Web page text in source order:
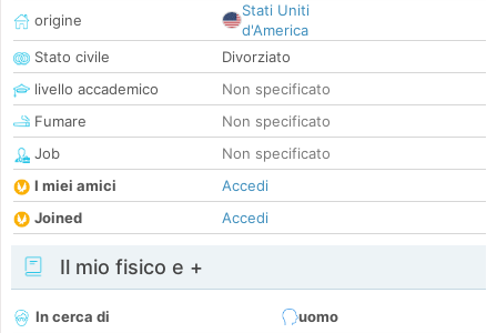
origine
Stati Uniti
d'America
Stato civile
Divorziato
livello accademico
Non specificato
Fumare
Non specificato
Job
Non specificato
I miei amici
Accedi
Joined
Accedi
Il mio fisico e +
In cerca di
uomo